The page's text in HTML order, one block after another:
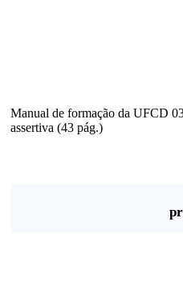
Manual de formação da UFCD
assertiva (43 pág.)